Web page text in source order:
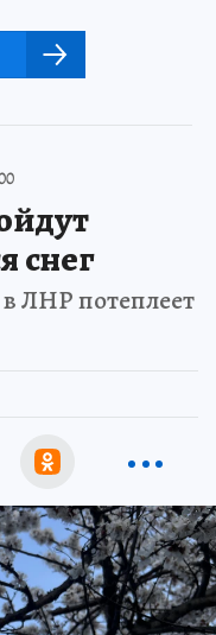
снег
ЛНР потеплеет